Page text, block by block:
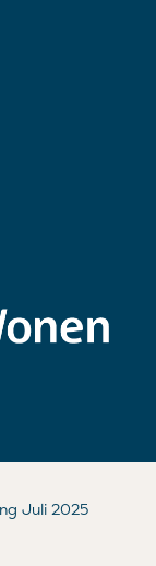
Juli 2025